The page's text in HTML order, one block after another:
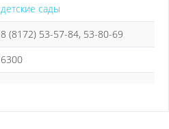
детские сады
8 (8172) 53-57-84, 53-80-69
6300